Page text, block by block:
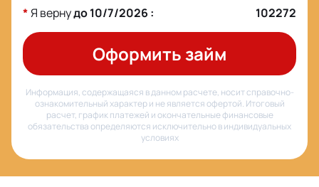
*Я вернудо10/7/2026 : 102272
Оформить займ
Информация, содержащаяся в данном расчете, носит справочно-
ознакомительный характер и не является офертой. Итоговый
расчет, график платежей и окончательные финансовые
обязательства определяются исключительно в индивидуальных
условиях